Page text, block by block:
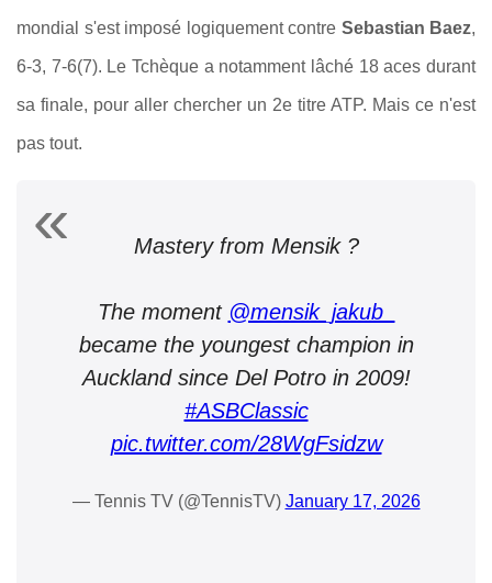
mondial s'est imposé logiquement contre Sebastian Baez,
6-3, 7-6(7). Le Tchèque a notamment lâché 18 aces durant
sa finale, pour aller chercher un 2e titre ATP. Mais ce n'est
pas tout.
Mastery from Mensik ?
The moment @mensik_jakub_
became the youngest champion in
Auckland since Del Potro in 2009!
#ASBClassic
pic.twitter.com/28WgFsidzw
— Tennis TV (@TennisTV) January 17, 2026